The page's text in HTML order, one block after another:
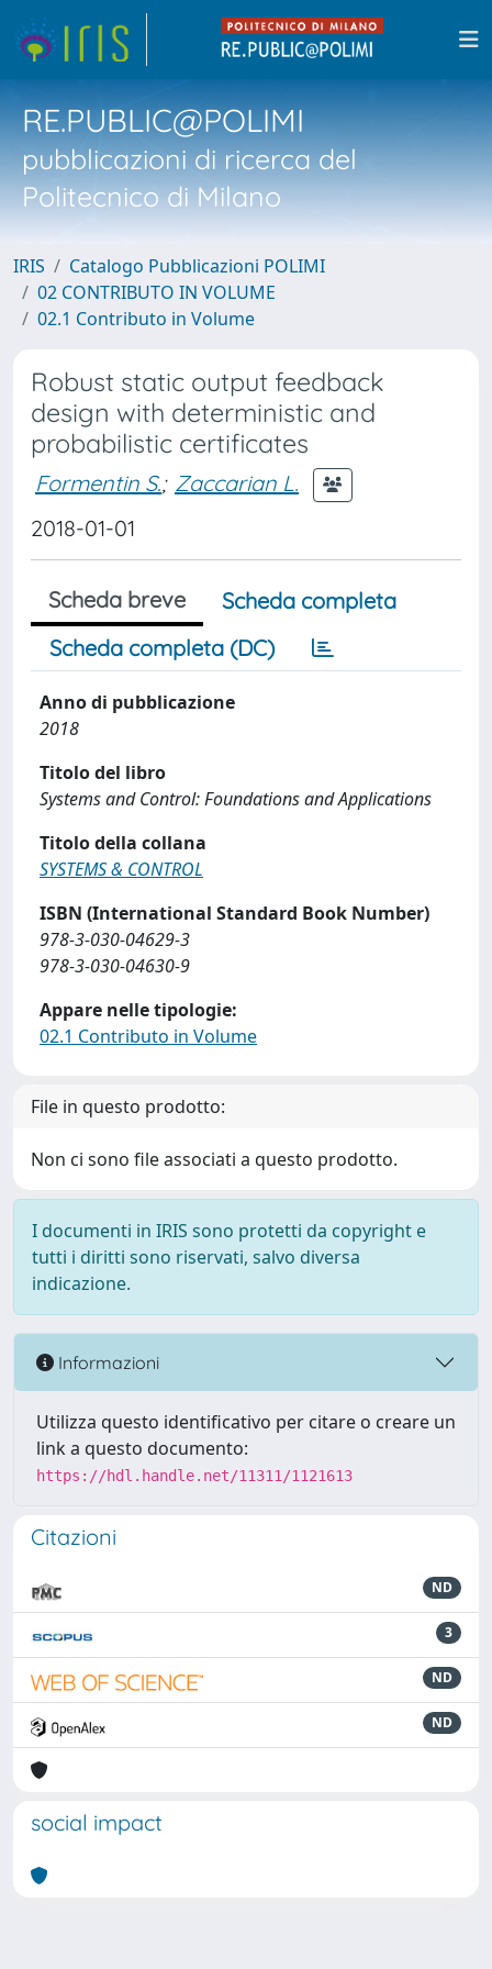
RE.PUBLIC@POLIMI
pubblicazioni di ricerca del
Politecnico di Milano
IRIS
Catalogo Pubblicazioni POLIMI
02 CONTRIBUTO IN VOLUME
02.1 Contributo in Volume
Robust static output feedback
design with deterministic and
probabilistic certificates
Formentin S.; Zaccarian L.
2018-01-01
Scheda breve
Scheda completa
Scheda completa (DC)
Anno di pubblicazione
2018
Titolo del libro
Systems and Control: Foundations and Applications
Titolo della collana
SYSTEMS & CONTROL
ISBN (International Standard Book Number)
978-3-030-04629-3
978-3-030-04630-9
Appare nelle tipologie:
02.1 Contributo in Volume
File in questo prodotto:
Non ci sono file associati a questo prodotto.
I documenti in IRIS sono protetti da copyright e
tutti i diritti sono riservati, salvo diversa
indicazione.
Informazioni
Utilizza questo identificativo per citare o creare un
link a questo documento:
https://hdl.handle.net/11311/1121613
Citazioni
ND
3
ND
ND
social impact